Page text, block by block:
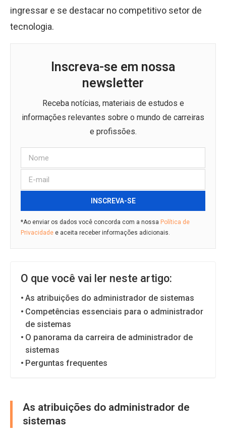
ingressar e se destacar no competitivo setor de
tecnologia.
Inscreva-se em nossa
newsletter
Receba notícias, materiais de estudos e
informações relevantes sobre o mundo de carreiras
e profissões.
INSCREVA-SE
*Ao enviar os dados você concorda com a nossa Política de
Privacidade e aceita receber informações adicionais.
O que você vai ler neste artigo:
As atribuições do administrador de sistemas
Competências essenciais para o administrador
de sistemas
O panorama da carreira de administrador de
sistemas
Perguntas frequentes
As atribuições do administrador de
sistemas